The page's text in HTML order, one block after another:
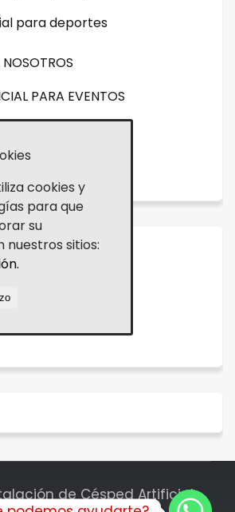
para deportes
PARA EVENTOS
de Césped Artificial
cookies y
para que
su
nuestros sitios: